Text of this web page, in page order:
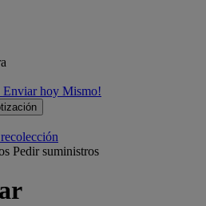
Enviar hoy Mismo!
Pedir suministros